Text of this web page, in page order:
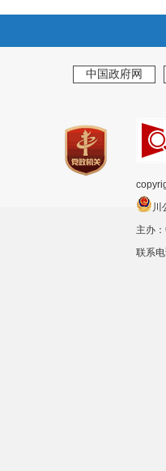
中国政府网
主办
联系